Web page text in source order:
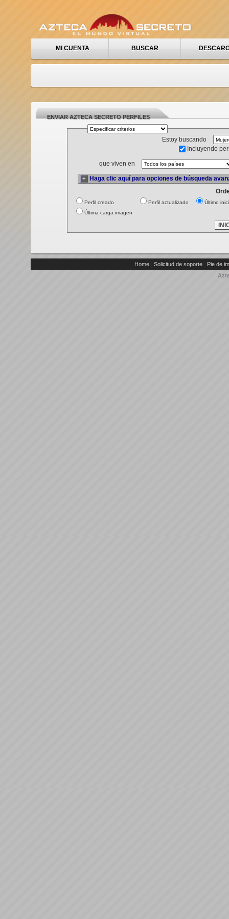
MI CUENTA BUSCAR
ENVIAR AZTECA SECRETO PERFILES
Estoy buscando
Incluyendo
que viven en
+
Haga clic aquí para opciones de búsqueda
Perfil creado Perfil actualizado
Último
Última carga imagen
Home Solicitud de soporte
Pie de